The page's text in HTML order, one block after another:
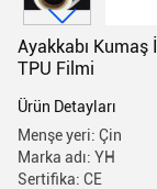
Ayakkabı Kumaş
TPU Filmi
Ürün Detayları
Menşe yeri: Çin
Marka adı: YH
Sertifika: CE